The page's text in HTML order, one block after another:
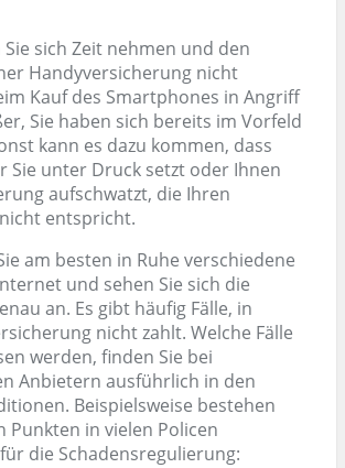
sich Zeit nehmen und den
Handyversicherung nicht
Kauf des Smartphones in Angriff
Sie haben sich bereits im Vorfeld
kann es dazu kommen, dass
Sie unter Druck setzt oder Ihnen
aufschwatzt, die Ihren
entspricht.
am besten in Ruhe verschiedene
und sehen Sie sich die
an. Es gibt häufig Fälle, in
nicht zahlt. Welche Fälle
werden, finden Sie bei
Anbietern ausführlich in den
Beispielsweise bestehen
Punkten in vielen Policen
die Schadensregulierung: